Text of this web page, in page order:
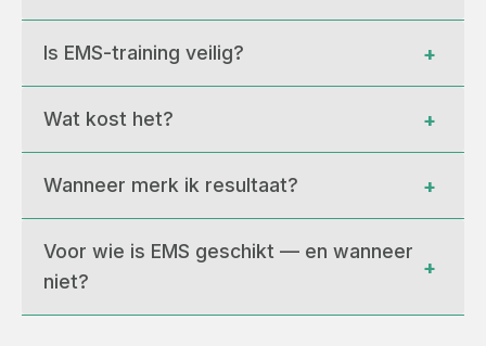
Is EMS-training veilig? +
Wat kost het? +
Wanneer merk ik resultaat? +
Voor wie is EMS geschikt — en wanneer
niet?
+